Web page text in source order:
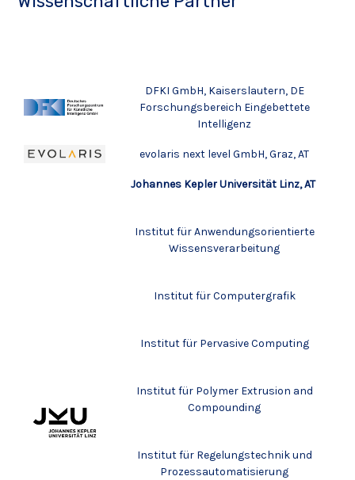
DFKI GmbH, Kaiserslautern, DE
Forschungsbereich Eingebettete
Intelligenz
evolaris next level GmbH, Graz, AT
Johannes Kepler Universität Linz, AT
Institut für Anwendungsorientierte
Wissensverarbeitung
Institut für Computergrafik
Institut für Pervasive Computing
Institut für Polymer Extrusion and
Compounding
Institut für Regelungstechnik und
Prozessautomatisierung